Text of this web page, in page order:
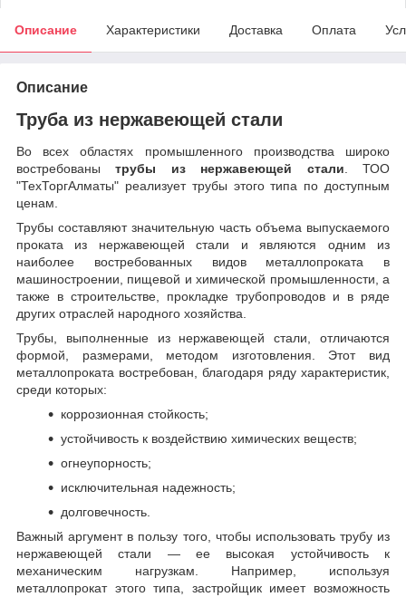
Описание Характеристики Доставка Оплата
Описание
Труба из нержавеющей стали
Во всех областях промышленного производства широко
востребованытрубы из нержавеющей стали. ТОО
"ТехТоргАлматы" реализует трубы этого типа по доступным
ценам.
Трубы составляют значительную часть объема выпускаемого
проката из нержавеющей стали и являются одним из
наиболее востребованных видов металлопроката в
машиностроении, пищевой и химической промышленности, а
также в строительстве, прокладке трубопроводов и в ряде
других отраслей народного хозяйства.
Трубы, выполненные из нержавеющей стали, отличаются
формой, размерами, методом изготовления. Этот вид
металлопроката востребован, благодаря ряду характеристик,
среди которых:
коррозионная стойкость;
устойчивость к воздействию химических веществ;
огнеупорность;
исключительная надежность;
долговечность.
Важный аргумент в пользу того, чтобы использовать трубу из
нержавеющей стали — ее высокая устойчивость к
механическим нагрузкам. Например, используя
металлопрокат этого типа, застройщик имеет возможность